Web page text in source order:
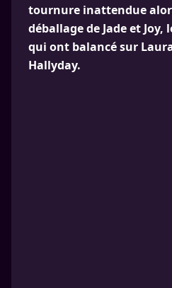
tournure inattendue
déballage de Jade et Joy,
qui ont balancé sur
Hallyday.